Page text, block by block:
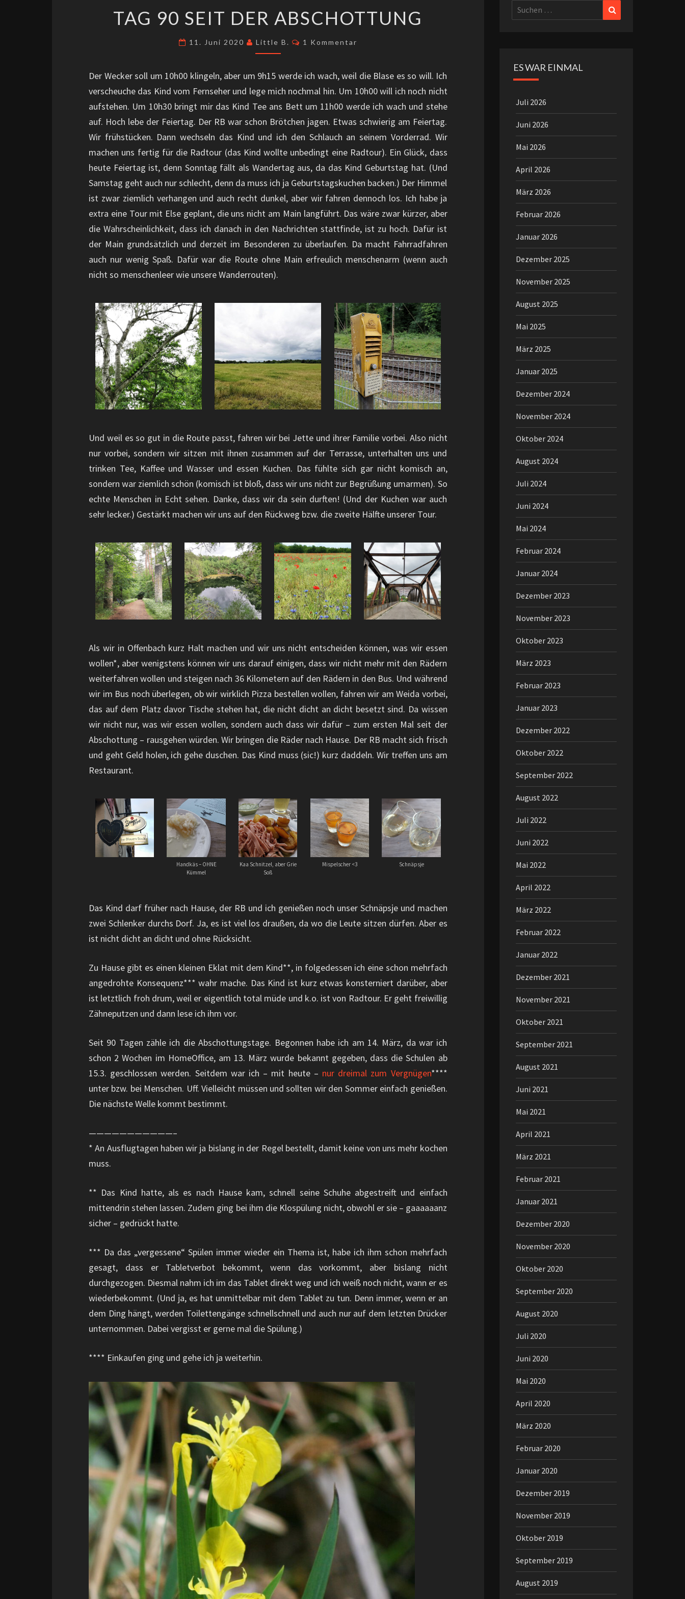
90
TAG 90 SEIT DER ABSCHOTTUNG
11. Juni 2020 Little B. Kommentare
1 Kommentar
Der Wecker soll um 10h00 klingeln, aber um 9h15 werde ich wach, weil die Blase es so will. Ich
verscheuche das Kind vom Fernseher und lege mich nochmal hin. Um 10h00 will ich noch nicht
aufstehen. Um 10h30 bringt mir das Kind Tee ans Bett um 11h00 werde ich wach und stehe
auf. Hoch lebe der Feiertag. Der RB war schon Brötchen jagen. Etwas schwierig am Feiertag.
Wir frühstücken. Dann wechseln das Kind und ich den Schlauch an seinem Vorderrad. Wir
machen uns fertig für die Radtour (das Kind wollte unbedingt eine Radtour). Ein Glück, dass
heute Feiertag ist, denn Sonntag fällt als Wandertag aus, da das Kind Geburtstag hat. (Und
Samstag geht auch nur schlecht, denn da muss ich ja Geburtstagskuchen backen.) Der Himmel
ist zwar ziemlich verhangen und auch recht dunkel, aber wir fahren dennoch los. Ich habe ja
extra eine Tour mit Else geplant, die uns nicht am Main langführt. Das wäre zwar kürzer, aber
die Wahrscheinlichkeit, dass ich danach in den Nachrichten stattfinde, ist zu hoch. Dafür ist
der Main grundsätzlich und derzeit im Besonderen zu überlaufen. Da macht Fahrradfahren
auch nur wenig Spaß. Dafür war die Route ohne Main erfreulich menschenarm (wenn auch
nicht so menschenleer wie unsere Wanderrouten).
Und weil es so gut in die Route passt, fahren wir bei Jette und ihrer Familie vorbei. Also nicht
nur vorbei, sondern wir sitzen mit ihnen zusammen auf der Terrasse, unterhalten uns und
trinken Tee, Kaffee und Wasser und essen Kuchen. Das fühlte sich gar nicht komisch an,
sondern war ziemlich schön (komisch ist bloß, dass wir uns nicht zur Begrüßung umarmen). So
echte Menschen in Echt sehen. Danke, dass wir da sein durften! (Und der Kuchen war auch
sehr lecker.) Gestärkt machen wir uns auf den Rückweg bzw. die zweite Hälfte unserer Tour.
Als wir in Offenbach kurz Halt machen und wir uns nicht entscheiden können, was wir essen
wollen*, aber wenigstens können wir uns darauf einigen, dass wir nicht mehr mit den Rädern
weiterfahren wollen und steigen nach 36 Kilometern auf den Rädern in den Bus. Und während
wir im Bus noch überlegen, ob wir wirklich Pizza bestellen wollen, fahren wir am Weida vorbei,
das auf dem Platz davor Tische stehen hat, die nicht dicht an dicht besetzt sind. Da wissen
wir nicht nur, was wir essen wollen, sondern auch dass wir dafür – zum ersten Mal seit der
Abschottung – rausgehen würden. Wir bringen die Räder nach Hause. Der RB macht sich frisch
und geht Geld holen, ich gehe duschen. Das Kind muss (sic!) kurz daddeln. Wir treffen uns am
Restaurant.
Handkäs – OHNE
Kümmel
Kaa Schnitzel, aber Grie
Soß
Mispelscher <3 Schnäpsje
Das Kind darf früher nach Hause, der RB und ich genießen noch unser Schnäpsje und machen
zwei Schlenker durchs Dorf. Ja, es ist viel los draußen, da wo die Leute sitzen dürfen. Aber es
ist nicht dicht an dicht und ohne Rücksicht.
Zu Hause gibt es einen kleinen Eklat mit dem Kind**, in folgedessen ich eine schon mehrfach
angedrohte Konsequenz*** wahr mache. Das Kind ist kurz etwas konsterniert darüber, aber
ist letztlich froh drum, weil er eigentlich total müde und k.o. ist von Radtour. Er geht freiwillig
Zähneputzen und dann lese ich ihm vor.
Seit 90 Tagen zähle ich die Abschottungstage. Begonnen habe ich am 14. März, da war ich
schon 2 Wochen im HomeOffice, am 13. März wurde bekannt gegeben, dass die Schulen ab
15.3. geschlossen werden. Seitdem war ich – mit heute – nur dreimal zum Vergnügen****
unter bzw. bei Menschen. Uff. Vielleicht müssen und sollten wir den Sommer einfach genießen.
Die nächste Welle kommt bestimmt.
———————————–
* An Ausflugtagen haben wir ja bislang in der Regel bestellt, damit keine von uns mehr kochen
muss.
** Das Kind hatte, als es nach Hause kam, schnell seine Schuhe abgestreift und einfach
mittendrin stehen lassen. Zudem ging bei ihm die Klospülung nicht, obwohl er sie – gaaaaaanz
sicher – gedrückt hatte.
*** Da das „vergessene“ Spülen immer wieder ein Thema ist, habe ich ihm schon mehrfach
gesagt, dass er Tabletverbot bekommt, wenn das vorkommt, aber bislang nicht
durchgezogen. Diesmal nahm ich im das Tablet direkt weg und ich weiß noch nicht, wann er es
wiederbekommt. (Und ja, es hat unmittelbar mit dem Tablet zu tun. Denn immer, wenn er an
dem Ding hängt, werden Toilettengänge schnellschnell und auch nur auf dem letzten Drücker
unternommen. Dabei vergisst er gerne mal die Spülung.)
**** Einkaufen ging und gehe ich ja weiterhin.
Suchen
nach:
ES WAR EINMAL
Juli 2026
Juni 2026
Mai 2026
April 2026
März 2026
Februar 2026
Januar 2026
Dezember 2025
November 2025
August 2025
Mai 2025
März 2025
Januar 2025
Dezember 2024
November 2024
Oktober 2024
August 2024
Juli 2024
Juni 2024
Mai 2024
Februar 2024
Januar 2024
Dezember 2023
November 2023
Oktober 2023
März 2023
Februar 2023
Januar 2023
Dezember 2022
Oktober 2022
September 2022
August 2022
Juli 2022
Juni 2022
Mai 2022
April 2022
März 2022
Februar 2022
Januar 2022
Dezember 2021
November 2021
Oktober 2021
September 2021
August 2021
Juni 2021
Mai 2021
April 2021
März 2021
Februar 2021
Januar 2021
Dezember 2020
November 2020
Oktober 2020
September 2020
August 2020
Juli 2020
Juni 2020
Mai 2020
April 2020
März 2020
Februar 2020
Januar 2020
Dezember 2019
November 2019
Oktober 2019
September 2019
August 2019